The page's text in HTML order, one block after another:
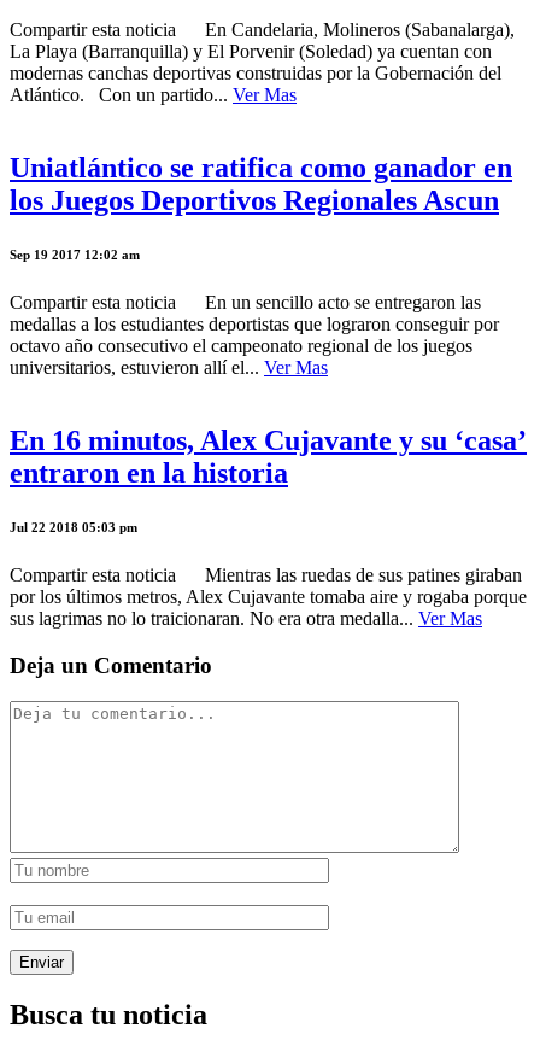
Compartir esta noticia En Candelaria, Molineros (Sabanalarga),
La Playa (Barranquilla) y El Porvenir (Soledad) ya cuentan con
modernas canchas deportivas construidas por la Gobernación del
Atlántico. Con un partido... Ver Mas
Uniatlántico se ratifica como ganador en
los Juegos Deportivos Regionales Ascun
Sep 19 2017 12:02 am
Compartir esta noticia En un sencillo acto se entregaron las
medallas a los estudiantes deportistas que lograron conseguir por
octavo año consecutivo el campeonato regional de los juegos
universitarios, estuvieron allí el... Ver Mas
En 16 minutos, Alex Cujavante y su ‘casa’
entraron en la historia
Jul 22 2018 05:03 pm
Compartir esta noticia Mientras las ruedas de sus patines giraban
por los últimos metros, Alex Cujavante tomaba aire y rogaba porque
sus lagrimas no lo traicionaran. No era otra medalla... Ver Mas
Deja un Comentario
Busca tu noticia